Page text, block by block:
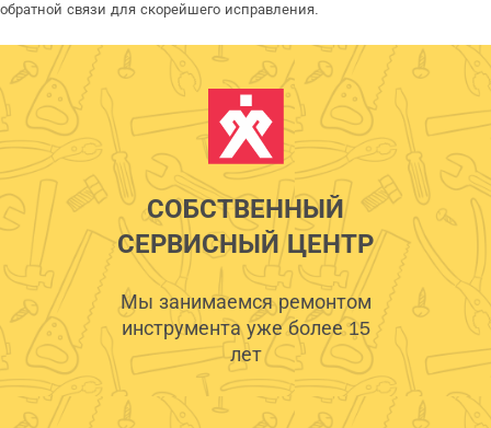
обратной связи для скорейшего исправления.
СОБСТВЕННЫЙ
СЕРВИСНЫЙ ЦЕНТР
Мы занимаемся ремонтом
инструмента уже более 15
лет